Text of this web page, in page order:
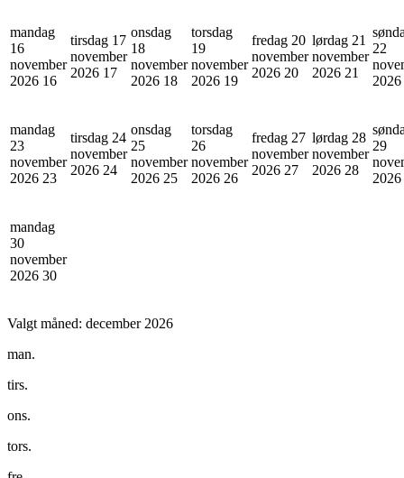
mandag
16
november
2026 16
tirsdag 17
november
2026 17
onsdag
18
november
2026 18
torsdag
19
november
2026 19
fredag 20
november
2026 20
lørdag 21
november
2026 21
22
2026
mandag
23
november
2026 23
tirsdag 24
november
2026 24
onsdag
25
november
2026 25
torsdag
26
november
2026 26
fredag 27
november
2026 27
lørdag 28
november
2026 28
29
2026
mandag
30
november
2026 30
Valgt måned: december 2026
man.
tirs.
ons.
tors.